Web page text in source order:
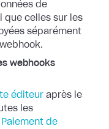
de
que celles sur les
séparément
webhooks
éditeur après le
les
Paiement de